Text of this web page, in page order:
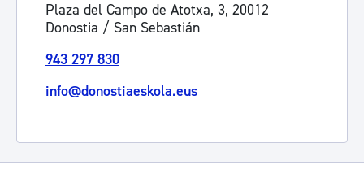
Plaza del Campo de Atotxa, 3, 20012
Donostia / San Sebastián
943 297 830
info@donostiaeskola.eus